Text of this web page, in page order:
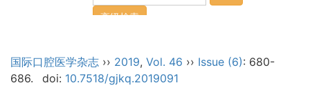
国际口腔医学杂志 ›› 2019, Vol. 46 ›› Issue (6): 680-
686.
doi: 10.7518/gjkq.2019091